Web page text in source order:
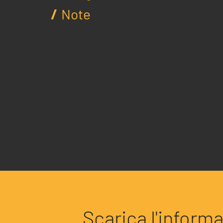
About Resolve
Note
Scarica